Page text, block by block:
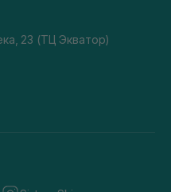
23 (ТЦ Экватор)